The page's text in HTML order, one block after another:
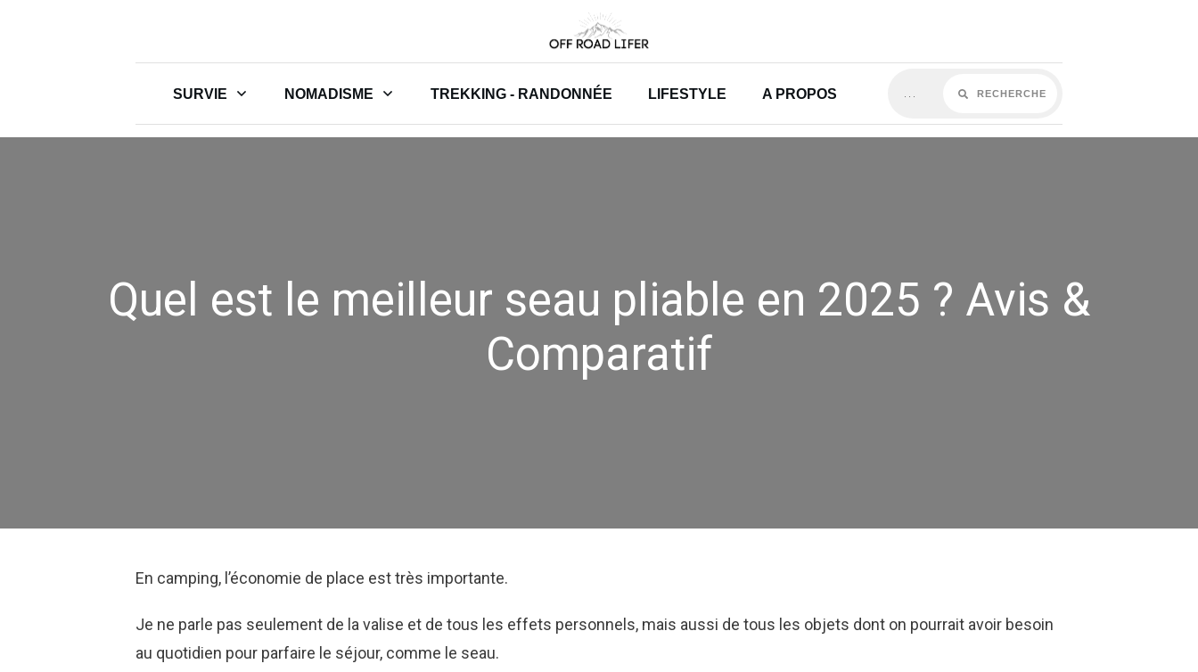
SURVIE NOMADISME TREKKING - RANDONNÉE LIFESTYLE A PROPOS RECHERCHE
Quel est le meilleur seau pliable en 2025 ? Avis &
Comparatif
En camping, l’économie de place est très importante.
Je ne parle pas seulement de la valise et de tous les effets personnels, mais aussi de tous les objets dont on pourrait avoir besoin
au quotidien pour parfaire le séjour, comme le seau.